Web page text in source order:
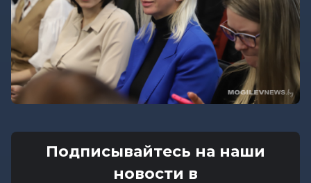
Подписывайтесь на наши
новости в